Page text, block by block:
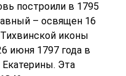
построили в 1795
– освящен 16
иконы
июня 1797 года в
Эта